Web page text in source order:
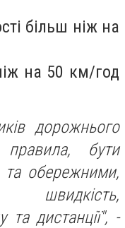
більш ніж на
на 50 км/год
дорожнього
бути
обережними,
швидкість,
та дистанції", -